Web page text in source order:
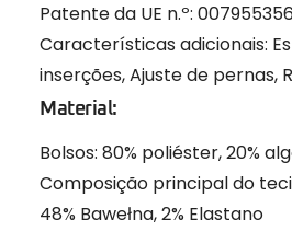
Patente da UE n.º:
Características adicionais:
inserções, Ajuste de pernas,
Material:
Bolsos: 80% poliéster, 20%
Composição principal do
48% Bawełna, 2% Elastano